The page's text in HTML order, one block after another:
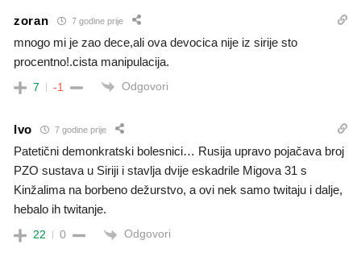
zoran 7 godine prije
mnogo mi je zao dece,ali ova devocica nije iz sirije sto
procentno!.cista manipulacija.
7 -1 Odgovori
Ivo 7 godine prije
Patetični demonkratski bolesnici… Rusija upravo pojačava broj
PZO sustava u Siriji i stavlja dvije eskadrile Migova 31 s
Kinžalima na borbeno dežurstvo, a ovi nek samo twitaju i dalje,
hebalo ih twitanje.
22 0 Odgovori